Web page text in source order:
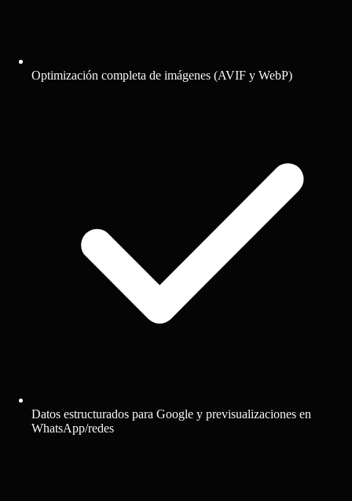
Optimización completa de imágenes (AVIF y WebP)
Datos estructurados para Google y previsualizaciones en
WhatsApp/redes